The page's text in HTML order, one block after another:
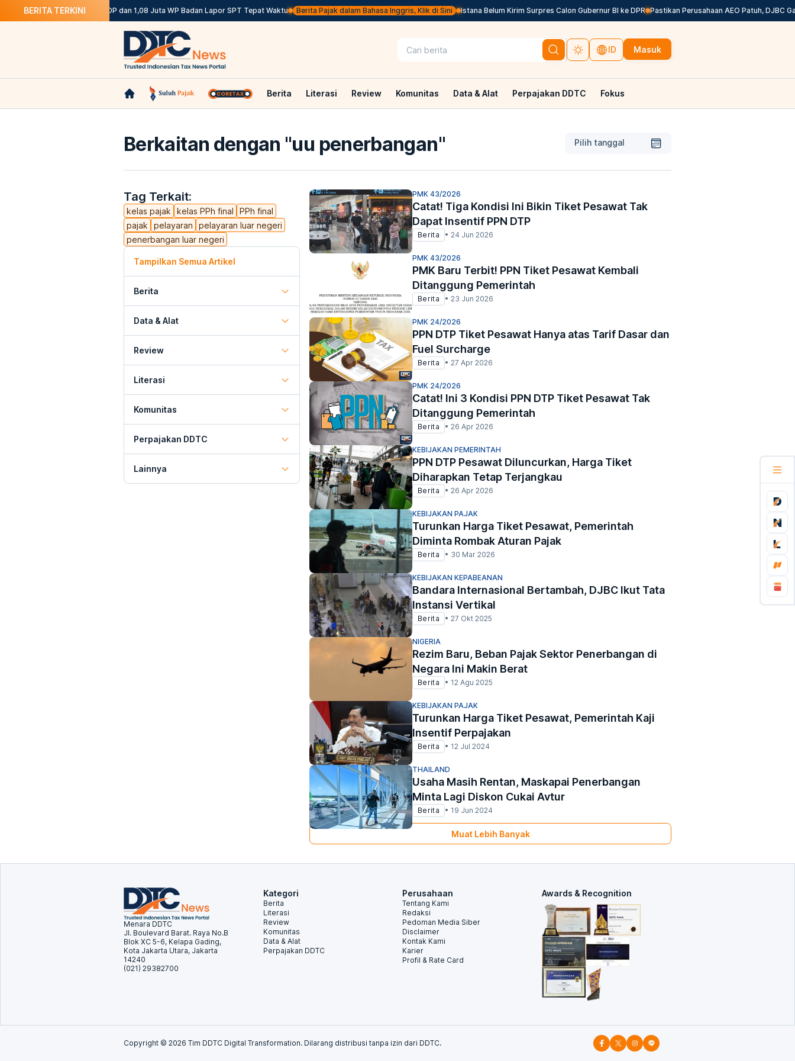
BERITA TERKINI
DJP: 12,12 Juta WP OP dan 1,08 Juta WP Badan Lapor SPT Tepat Waktu Berita Pajak dalam Bahasa Inggris, Klik di Sini Istana Belum Kirim Surpres Calon Gubernur BI ke DPR Pastikan Perusahaan AEO Patuh, DJBC
ID Masuk
Berita Literasi Review Komunitas Data & Alat Perpajakan DDTC Fokus
Berkaitan dengan "uu penerbangan" Pilih tanggal
Tag Terkait:
kelas pajak kelas PPh final
PPh final
pajak
pelayaran
pelayaran luar negeri
penerbangan luar negeri
Tampilkan Semua Artikel
Berita
Data & Alat
Review
Literasi
Komunitas
Perpajakan DDTC
Lainnya
PMK 43/2026
Catat! Tiga Kondisi Ini Bikin Tiket Pesawat Tak
Dapat Insentif PPN DTP
Berita • 24 Jun 2026
PMK 43/2026
PMK Baru Terbit! PPN Tiket Pesawat Kembali
Ditanggung Pemerintah
Berita • 23 Jun 2026
PMK 24/2026
PPN DTP Tiket Pesawat Hanya atas Tarif Dasar dan
Fuel Surcharge
Berita • 27 Apr 2026
PMK 24/2026
Catat! Ini 3 Kondisi PPN DTP Tiket Pesawat Tak
Ditanggung Pemerintah
Berita • 26 Apr 2026
KEBIJAKAN PEMERINTAH
PPN DTP Pesawat Diluncurkan, Harga Tiket
Diharapkan Tetap Terjangkau
Berita • 26 Apr 2026
KEBIJAKAN PAJAK
Turunkan Harga Tiket Pesawat, Pemerintah
Diminta Rombak Aturan Pajak
Berita • 30 Mar 2026
KEBIJAKAN KEPABEANAN
Bandara Internasional Bertambah, DJBC Ikut Tata
Instansi Vertikal
Berita • 27 Okt 2025
NIGERIA
Rezim Baru, Beban Pajak Sektor Penerbangan di
Negara Ini Makin Berat
Berita • 12 Agu 2025
KEBIJAKAN PAJAK
Turunkan Harga Tiket Pesawat, Pemerintah Kaji
Insentif Perpajakan
Berita • 12 Jul 2024
THAILAND
Usaha Masih Rentan, Maskapai Penerbangan
Minta Lagi Diskon Cukai Avtur
Berita • 19 Jun 2024
Muat Lebih Banyak
Menara DDTC
Jl. Boulevard Barat. Raya No.B
Blok XC 5-6, Kelapa Gading,
Kota Jakarta Utara, Jakarta
14240
(021) 29382700
Kategori
Berita
Literasi
Review
Komunitas
Data & Alat
Perpajakan DDTC
Perusahaan
Tentang Kami
Redaksi
Pedoman Media Siber
Disclaimer
Kontak Kami
Karier
Profil & Rate Card
Awards & Recognition
Copyright © 2026 Tim DDTC Digital Transformation. Dilarang distribusi tanpa izin dari DDTC.